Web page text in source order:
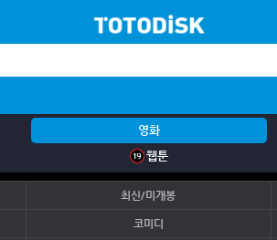
영화
웹툰
최신/미개봉
코미디